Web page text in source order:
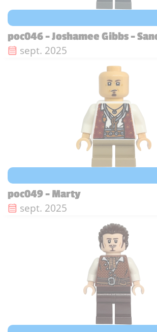
poc046 - Joshamee Gibbs -
Date de sortie :
sept. 2025
poc049 - Marty
Date de sortie :
sept. 2025